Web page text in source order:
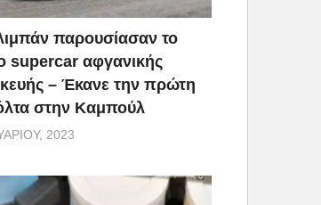
παρουσίασαν το
supercar αφγανικής
– Έκανε την πρώτη
στην Καμπούλ
2023